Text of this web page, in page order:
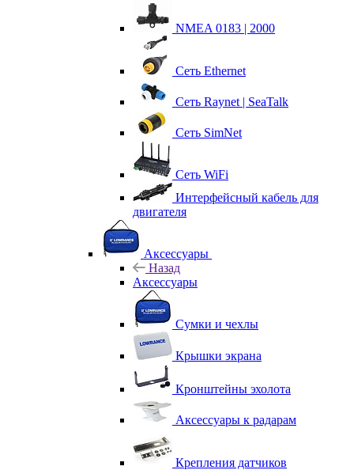
NMEA 0183 | 2000
Сеть Ethernet
Сеть Raynet | SeaTalk
Сеть SimNet
Сеть WiFi
Интерфейсный кабель для
двигателя
Аксессуары
Назад
Аксессуары
Сумки и чехлы
Крышки экрана
Кронштейны эхолота
Аксессуары к радарам
Крепления датчиков